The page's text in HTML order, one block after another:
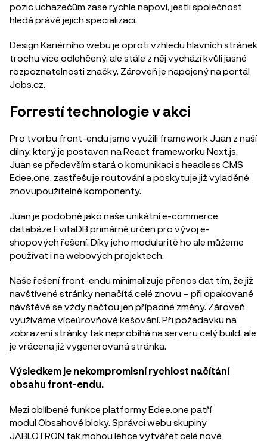
pozic uchazečům zase rychle napoví, jestli společnost
hledá právě jejich specializaci.
Design Kariérního webu je oproti vzhledu hlavních stránek
trochu více odlehčený, ale stále z něj vychází kvůli jasné
rozpoznatelnosti značky. Zároveň je napojený na portál
Jobs.cz.
Forrestí technologie v akci
Pro tvorbu front-endu jsme využili framework Juan z naší
dílny, který je postaven na React frameworku Next.js.
Juan se především stará o komunikaci s headless CMS
Edee.one, zastřešuje routování a poskytuje již vyladěné
znovupoužitelné komponenty.
Juan je podobně jako naše unikátníe-commerce
databáze EvitaDB primárně určen pro vývoj e-
shopových řešení. Díky jeho modularitě ho ale můžeme
používat i na webových projektech.
Naše řešení front-endu minimalizuje přenos dat tím, že již
navštívené stránky nenačítá celé znovu – při opakované
návštěvě se vždy načtou jen případné změny. Zároveň
využíváme víceúrovňové kešování. Při požadavku na
zobrazení stránky tak neprobíhá na serveru celý build, ale
je vrácena již vygenerovaná stránka.
Výsledkem je nekompromisní rychlost načítání
obsahu front-endu.
Mezi oblíbené funkce platformy Edee.one patří
modul Obsahové bloky. Správci webu skupiny
JABLOTRON tak mohou lehce vytvářet celé nové